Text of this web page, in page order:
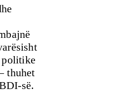
thuhet
së.